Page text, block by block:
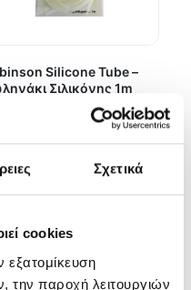
Σχετικά
cookies
εξατομίκευση
την παροχή λειτουργιών
Silicone Tube –
Σιλικόνης 1m
In Stock